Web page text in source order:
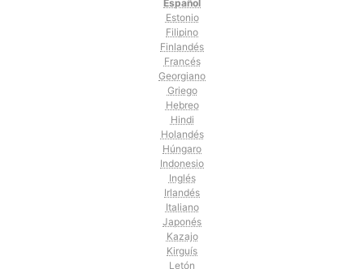
Español
Estonio
Filipino
Finlandés
Francés
Georgiano
Griego
Hebreo
Hindi
Holandés
Húngaro
Indonesio
Inglés
Irlandés
Italiano
Japonés
Kazajo
Kirguís
Letón